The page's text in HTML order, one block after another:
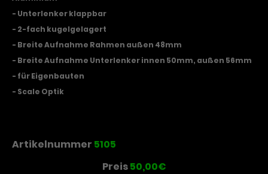
- Unterlenker klappbar
- 2-fach kugelgelagert
- Breite Aufnahme Rahmen außen 48mm
- Breite Aufnahme Unterlenker innen 50mm, außen 56mm
- für Eigenbauten
- Scale Optik
Artikelnummer 5105
Preis50,00€